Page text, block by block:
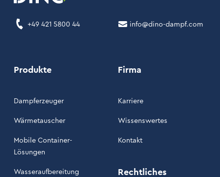
+49 421 5800 44 info@dino-dampf.com
Produkte
Dampferzeuger
Wärmetauscher
Mobile Container-
Lösungen
Wasseraufbereitung
Firma
Karriere
Wissenswertes
Kontakt
Rechtliches